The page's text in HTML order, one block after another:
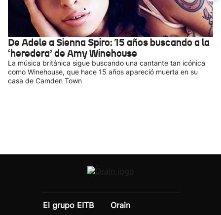
De Adele a Sienna Spiro: 15 años buscando a la
‘heredera’ de Amy Winehouse
La música británica sigue buscando una cantante tan icónica
como Winehouse, que hace 15 años apareció muerta en su
casa de Camden Town
El grupo EITB
Orain